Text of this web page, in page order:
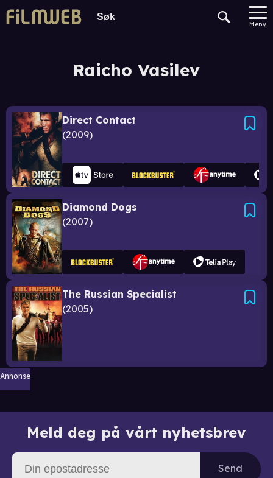
Meny
Raicho Vasilev
Direct Contact
2009
Diamond Dogs
2007
The Russian Specialist
2005
Annonse
Meld deg på vårt nyhetsbrev
Send